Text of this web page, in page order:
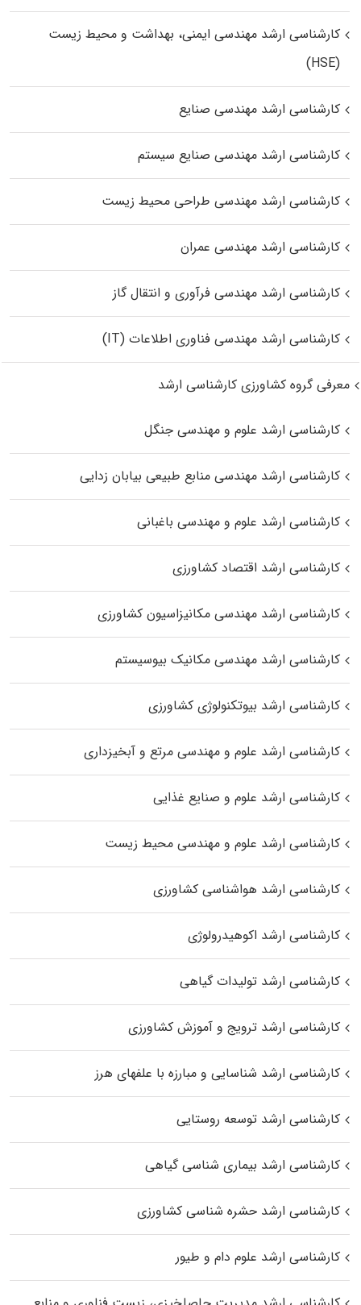
کارشناسی ارشد مهندسی ایمنی، بهداشت و محیط زیست
(HSE)
کارشناسی ارشد مهندسی صنایع
کارشناسی ارشد مهندسی صنایع سیستم
کارشناسی ارشد مهندسی طراحی محیط زیست
کارشناسی ارشد مهندسی عمران
کارشناسی ارشد مهندسی فرآوری و انتقال گاز
کارشناسی ارشد مهندسی فناوری اطلاعات (IT)
معرفی گروه کشاورزی کارشناسی ارشد
کارشناسی ارشد علوم و مهندسی جنگل
کارشناسی ارشد مهندسی منابع طبیعی بیابان زدایی
کارشناسی ارشد علوم و مهندسی باغبانی
کارشناسی ارشد اقتصاد کشاورزی
کارشناسی ارشد مهندسی مکانیزاسیون کشاورزی
کارشناسی ارشد مهندسی مکانیک بیوسیستم
کارشناسی ارشد بیوتکنولوژی کشاورزی
کارشناسی ارشد علوم و مهندسی مرتع و آبخیزداری
کارشناسی ارشد علوم و صنایع غذایی
کارشناسی ارشد علوم و مهندسی محیط زیست
کارشناسی ارشد هواشناسی کشاورزی
کارشناسی ارشد اکوهیدرولوژی
کارشناسی ارشد تولیدات گیاهی
کارشناسی ارشد ترویج و آموزش کشاورزی
کارشناسی ارشد شناسایی و مبارزه با علفهای هرز
کارشناسی ارشد توسعه روستایی
کارشناسی ارشد بیماری‌ شناسی گیاهی
کارشناسی ارشد حشره‌ شناسی کشاورزی
کارشناسی ارشد علوم دام و طیور